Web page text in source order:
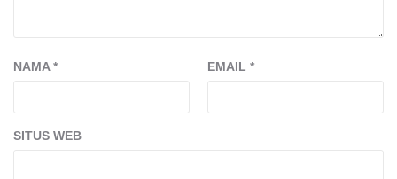
NAMA* EMAIL *
SITUS WEB